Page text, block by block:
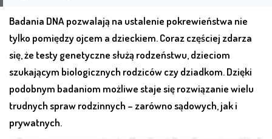
Badania DNA pozwalają na ustalenie pokrewieństwa nie
tylko pomiędzy ojcem a dzieckiem. Coraz częściej zdarza
się, że testy genetyczne służą rodzeństwu, dzieciom
szukającym biologicznych rodziców czy dziadkom. Dzięki
podobnym badaniom możliwe staje się rozwiązanie wielu
trudnych spraw rodzinnych – zarówno sądowych, jak i
prywatnych.